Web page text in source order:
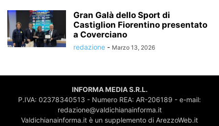
Gran Galà dello Sport di
Castiglion Fiorentino presentato
a Coverciano
redazione - Marzo 13, 2026
INFORMA MEDIA S.R.L.
P.IVA: 02378340513 - Numero REA: AR-206189 - e-mail:
redazione@valdichianainforma.it
Valdichianainforma.it è un supplemento di ArezzoWeb.it